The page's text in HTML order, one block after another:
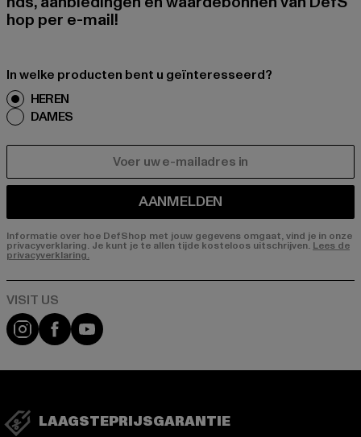
hop per e-mail!
In welke producten bent u geïnteresseerd?
HEREN
DAMES
AANMELDEN
Informatie over hoe DefShop met jouw gegevens omgaat, vind je in onze
privacyverklaring. Je kunt je te allen tijde kosteloos uitschrijven. Lees de
privacyverklaring.
Visit our Instagram page:
Visit our Facebook page:
Visit our YouTube channel:
LAAGSTEPRIJSGARANTIE